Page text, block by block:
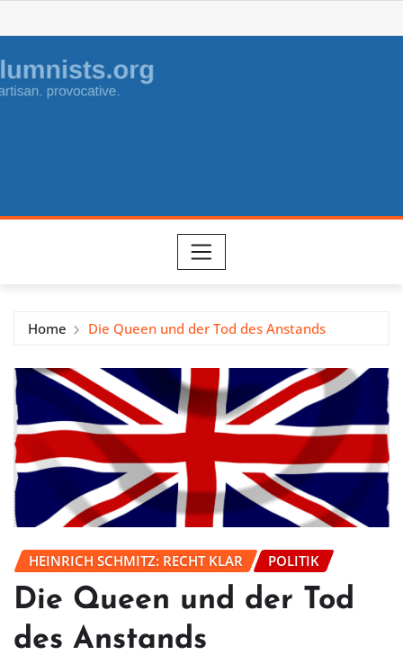
to
content
Home Die Queen und der Tod des Anstands
HEINRICH SCHMITZ: RECHT KLAR POLITIK
Die Queen und der Tod
des Anstands